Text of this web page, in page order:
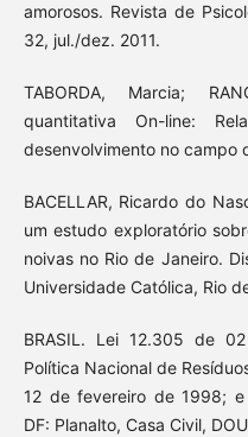
amorosos. Revista de
32, jul./dez. 2011.
TABORDA, Marcia;
quantitativa On-line:
desenvolvimento no campo
BACELLAR, Ricardo do
um estudo exploratório
noivas no Rio de Janeiro.
Universidade Católica, Rio
BRASIL. Lei 12.305 de
Política Nacional de
12 de fevereiro de 1998; e
DF: Planalto, Casa Civil,